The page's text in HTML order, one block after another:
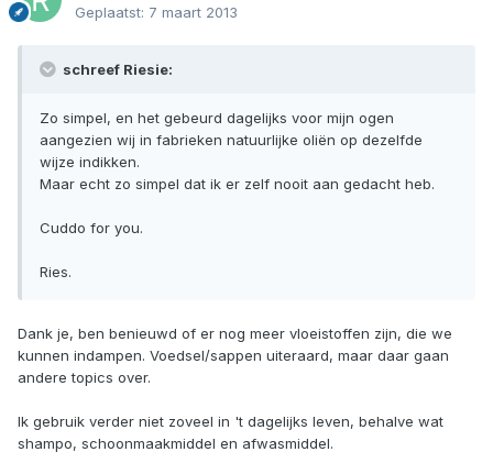
Geplaatst: 7 maart 2013
schreef Riesie:
Zo simpel, en het gebeurd dagelijks voor mijn ogen
aangezien wij in fabrieken natuurlijke oliën op dezelfde
wijze indikken.
Maar echt zo simpel dat ik er zelf nooit aan gedacht heb.
Cuddo for you.
Ries.
Dank je, ben benieuwd of er nog meer vloeistoffen zijn, die we
kunnen indampen. Voedsel/sappen uiteraard, maar daar gaan
andere topics over.
Ik gebruik verder niet zoveel in 't dagelijks leven, behalve wat
shampo, schoonmaakmiddel en afwasmiddel.